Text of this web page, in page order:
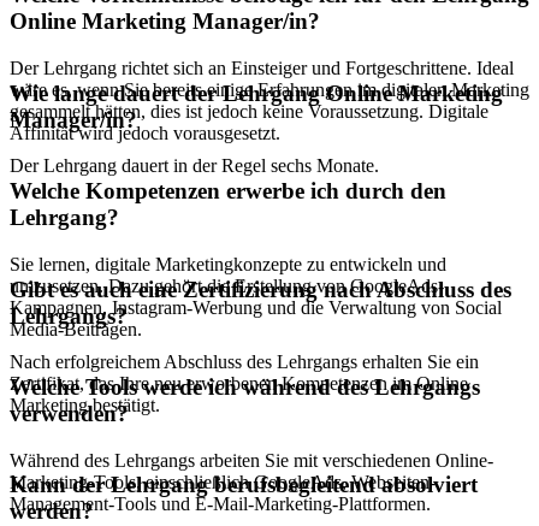
Online Marketing Manager/in?
Der Lehrgang richtet sich an Einsteiger und Fortgeschrittene. Ideal
wäre es, wenn Sie bereits einige Erfahrungen im digitalen Marketing
gesammelt hätten, dies ist jedoch keine Voraussetzung. Digitale
Affinität wird jedoch vorausgesetzt.
Wie lange dauert der Lehrgang Online Marketing
Manager/in?
Der Lehrgang dauert in der Regel sechs Monate.
Welche Kompetenzen erwerbe ich durch den
Lehrgang?
Sie lernen, digitale Marketingkonzepte zu entwickeln und
umzusetzen. Dazu gehört die Erstellung von GoogleAds-
Kampagnen, Instagram-Werbung und die Verwaltung von Social
Media-Beiträgen.
Gibt es auch eine Zertifizierung nach Abschluss des
Lehrgangs?
Nach erfolgreichem Abschluss des Lehrgangs erhalten Sie ein
Zertifikat, das Ihre neu erworbenen Kompetenzen im Online
Marketing bestätigt.
Welche Tools werde ich während des Lehrgangs
verwenden?
Während des Lehrgangs arbeiten Sie mit verschiedenen Online-
Marketing-Tools, einschließlich GoogleAds, Webseiten-
Management-Tools und E-Mail-Marketing-Plattformen.
Kann der Lehrgang berufsbegleitend absolviert
werden?